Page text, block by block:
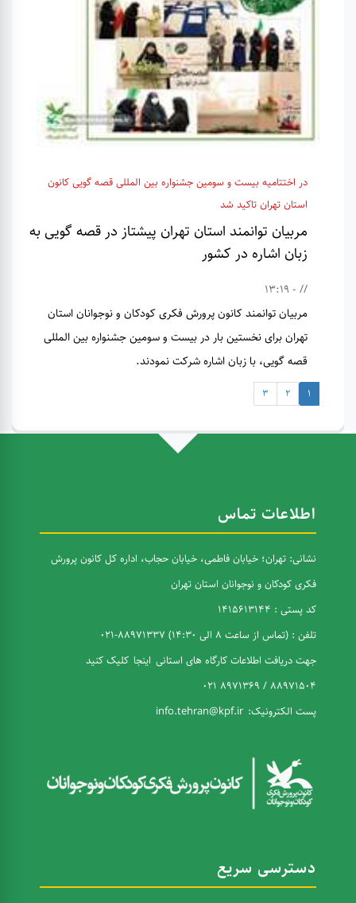
در اختتامیه بیست و سومین جشنواره بین المللی قصه گویی کانون
استان تهران تاکید شد
مربیان توانمند استان تهران پیشتاز در قصه گویی به
زبان اشاره در کشور
// - 13:19
مربیان توانمند کانون پرورش فکری کودکان و نوجوانان استان
تهران برای نخستین بار در بیست و سومین جشنواره بین المللی
قصه گویی، با زبان اشاره شرکت نمودند.
1
2
3
اطلاعات تماس
نشانی: تهران؛ خیابان فاطمی، خیابان حجاب، اداره کل کانون پرورش
فکری کودکان و نوجوانان استان تهران
کد پستی : 1415613144
تلفن : (تماس از ساعت 8 الی 14:30) 88971337-021
جهت دریافت اطلاعات کارگاه های استانی اینجا کلیک کنید
88971504 / 8971369 021
پست الکترونیک: info.tehran@kpf.ir
دسترسی سریع